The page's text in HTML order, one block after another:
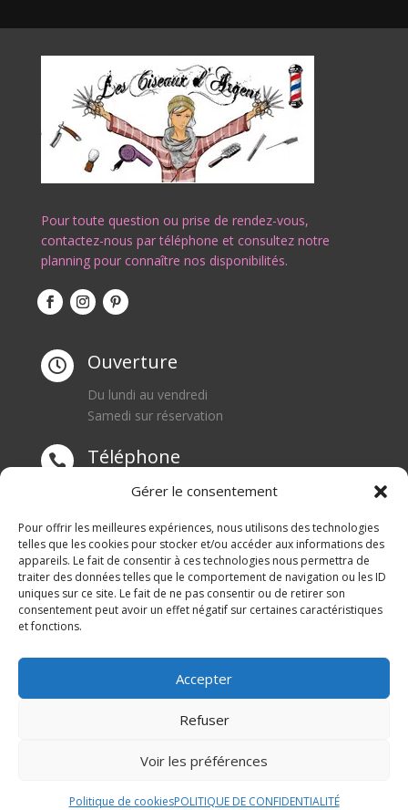
Gérer le consentement
Pour offrir les meilleures expériences, nous utilisons des technologies
telles que les cookies pour stocker et/ou accéder aux informations des
appareils. Le fait de consentir à ces technologies nous permettra de
traiter des données telles que le comportement de navigation ou les ID
uniques sur ce site. Le fait de ne pas consentir ou de retirer son
consentement peut avoir un effet négatif sur certaines caractéristiques
et fonctions.
Accepter
Refuser
Voir les préférences
Politique de cookiesPOLITIQUE DE CONFIDENTIALITÉ
Pour toute question ou prise de rendez-vous,
contactez-nous par téléphone et consultez notre
planning pour connaître nos disponibilités.
 Ouverture
Du lundi au vendredi
Samedi sur réservation
 Téléphone
0668550471
 Adresse
1 rue du Blanc Poirier
70110 SENARGENT MIGNAFANS
droits réservés –Blog